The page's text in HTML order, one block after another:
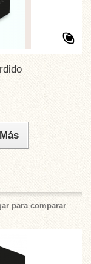
Más
para comparar